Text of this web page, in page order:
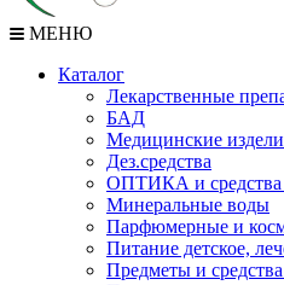
МЕНЮ
Каталог
Лекарственные
БАД
Медицинские
Дез.средства
ОПТИКА и средства
Минеральные воды
Парфюмерные и
Питание детское,
Предметы и